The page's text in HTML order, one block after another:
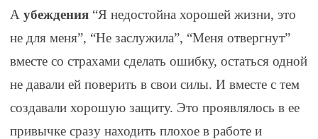
А убеждения“Я недостойна хорошей жизни, это
не для меня”, “Не заслужила”, “Меня отвергнут”
вместе со страхами сделать ошибку, остаться одной
не давали ей поверить в свои силы. И вместе с тем
создавали хорошую защиту. Это проявлялось в ее
привычке сразу находить плохое в работе и